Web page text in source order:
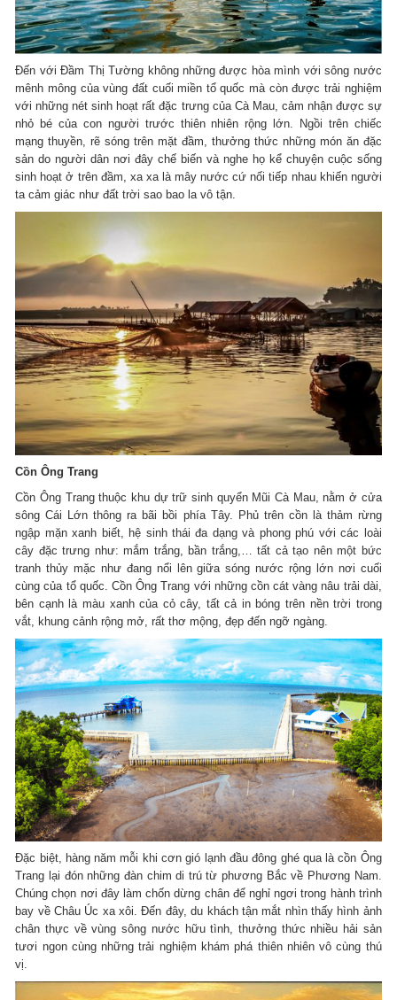
Đến với Đầm Thị Tường không những được hòa mình với sông nước
mênh mông của vùng đất cuối miền tổ quốc mà còn được trải nghiệm
với những nét sinh hoạt rất đặc trưng của Cà Mau, cảm nhận được sự
nhỏ bé của con người trước thiên nhiên rộng lớn. Ngồi trên chiếc
mạng thuyền, rẽ sóng trên mặt đầm, thưởng thức những món ăn đặc
sản do người dân nơi đây chế biến và nghe họ kể chuyện cuộc sống
sinh hoạt ở trên đầm, xa xa là mây nước cứ nối tiếp nhau khiến người
ta cảm giác như đất trời sao bao la vô tận.
Cồn Ông Trang
Cồn Ông Trang thuộc khu dự trữ sinh quyển Mũi Cà Mau, nằm ở cửa
sông Cái Lớn thông ra bãi bồi phía Tây. Phủ trên cồn là thảm rừng
ngập mặn xanh biết, hệ sinh thái đa dạng và phong phú với các loài
cây đặc trưng như: mắm trắng, bần trắng,… tất cả tạo nên một bức
tranh thủy mặc như đang nổi lên giữa sóng nước rộng lớn nơi cuối
cùng của tổ quốc. Cồn Ông Trang với những cồn cát vàng nâu trải dài,
bên cạnh là màu xanh của cỏ cây, tất cả in bóng trên nền trời trong
vắt, khung cảnh rộng mở, rất thơ mộng, đẹp đến ngỡ ngàng.
Đặc biệt, hàng năm mỗi khi cơn gió lạnh đầu đông ghé qua là cồn Ông
Trang lại đón những đàn chim di trú từ phương Bắc về Phương Nam.
Chúng chọn nơi đây làm chốn dừng chân để nghỉ ngơi trong hành trình
bay về Châu Úc xa xôi. Đến đây, du khách tận mắt nhìn thấy hình ảnh
chân thực về vùng sông nước hữu tình, thưởng thức nhiều hải sản
tươi ngon cùng những trải nghiệm khám phá thiên nhiên vô cùng thú
vị.